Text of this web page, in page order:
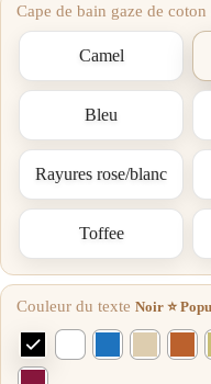
Cape de bain gaze de coton
Camel
Bleu
Rayures rose/blanc
Toffee
Couleur du texte Noir ⭐